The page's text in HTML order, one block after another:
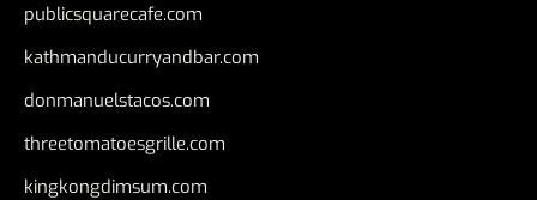
publicsquarecafe.com
kathmanducurryandbar.com
donmanuelstacos.com
threetomatoesgrille.com
kingkongdimsum.com